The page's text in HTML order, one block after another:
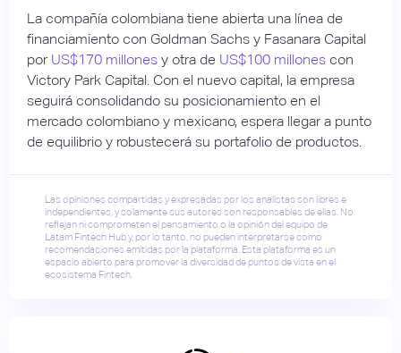
La compañía colombiana tiene abierta una línea de
financiamiento con Goldman Sachs y Fasanara Capital
por US$170 millones y otra de US$100 millones con
Victory Park Capital. Con el nuevo capital, la empresa
seguirá consolidando su posicionamiento en el
mercado colombiano y mexicano, espera llegar a punto
de equilibrio y robustecerá su portafolio de productos.
Las opiniones compartidas y expresadas por los analistas son libres e
independientes, y solamente sus autores son responsables de ellas. No
reflejan ni comprometen el pensamiento o la opinión del equipo de
Latam Fintech Hub y, por lo tanto, no pueden interpretarse como
recomendaciones emitidas por la plataforma. Esta plataforma es un
espacio abierto para promover la diversidad de puntos de vista en el
ecosistema Fintech.